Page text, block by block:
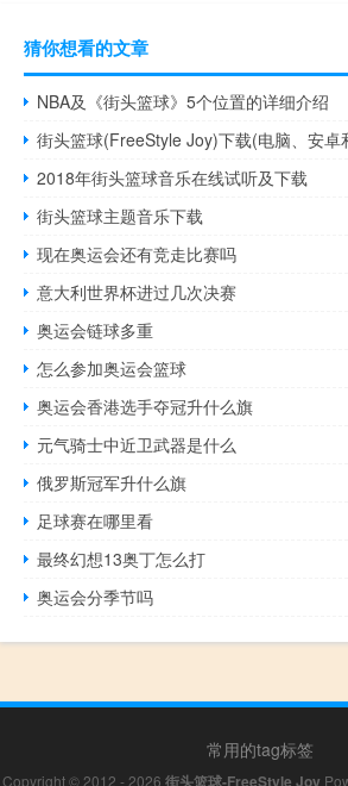
猜你想看的文章
NBA及《街头篮球》5个位置的详细介绍
街头篮球(FreeStyle Joy)下载(电脑、安卓
2018年街头篮球音乐在线试听及下载
街头篮球主题音乐下载
现在奥运会还有竞走比赛吗
意大利世界杯进过几次决赛
奥运会链球多重
怎么参加奥运会篮球
奥运会香港选手夺冠升什么旗
元气骑士中近卫武器是什么
俄罗斯冠军升什么旗
足球赛在哪里看
最终幻想13奥丁怎么打
奥运会分季节吗
常用的tag标签
Copyright © 2012 - 2026 街头篮球-FreeStyle Joy